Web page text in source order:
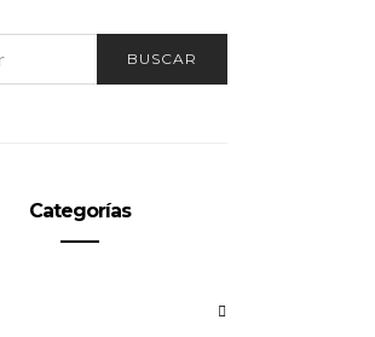
BUSCAR
Categorías